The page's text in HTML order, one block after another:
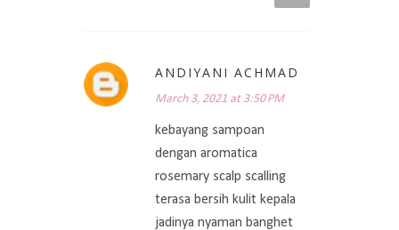
ANDIYANI ACHMAD
March 3, 2021 at 3:50 PM
kebayang sampoan
dengan aromatica
rosemary scalp scalling
terasa bersih kulit kepala
jadinya nyaman banghet